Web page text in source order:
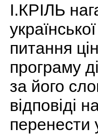
І.КРІЛЬ
питання
програму
за його
відповіді
перенести